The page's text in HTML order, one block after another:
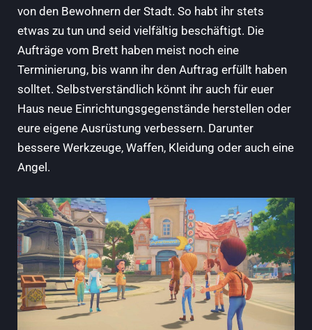
von den Bewohnern der Stadt. So habt ihr stets
etwas zu tun und seid vielfältig beschäftigt. Die
Aufträge vom Brett haben meist noch eine
Terminierung, bis wann ihr den Auftrag erfüllt haben
solltet. Selbstverständlich könnt ihr auch für euer
Haus neue Einrichtungsgegenstände herstellen oder
eure eigene Ausrüstung verbessern. Darunter
bessere Werkzeuge, Waffen, Kleidung oder auch eine
Angel.